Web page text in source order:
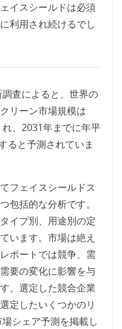
イスシールドは必須
利用され続けるでし
査によると、世界の
リーン市場規模は
、2031年までに年平
ると予測されていま
フェイスシールドス
包括的な分析です。
イプ別、用途別の定
います。市場は絶え
ポートでは競争、需
要の変化に影響を与
。選定した競合企業
定したいくつかのリ
シェア予測を掲載し